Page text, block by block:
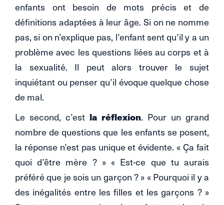
enfants ont besoin de mots précis et de
définitions adaptées à leur âge. Si on ne nomme
pas, si on n’explique pas, l’enfant sent qu’il y a un
problème avec les questions liées au corps et à
la sexualité. Il peut alors trouver le sujet
inquiétant ou penser qu’il évoque quelque chose
de mal.
Le second, c’est la réflexion. Pour un grand
nombre de questions que les enfants se posent,
la réponse n’est pas unique et évidente. « Ça fait
quoi d’être mère ? » « Est-ce que tu aurais
préféré que je sois un garçon ? » « Pourquoi il y a
des inégalités entre les filles et les garçons ? »